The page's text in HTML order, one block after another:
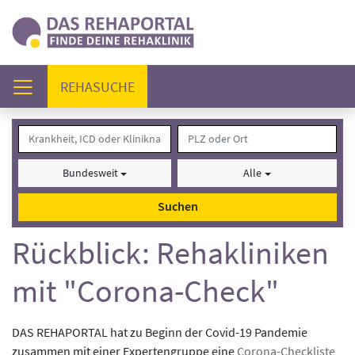
REHASUCHE(AKTUELL)
Bundesweit Alle
Suchen
Rückblick: Rehakliniken
mit "Corona-Check"
DAS REHAPORTAL hat zu Beginn der Covid-19 Pandemie
zusammen mit einer Expertengruppe eine Corona-Checkliste